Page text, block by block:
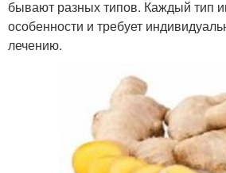
бывают разных типов. Каждый тип
особенности и требует
лечению.